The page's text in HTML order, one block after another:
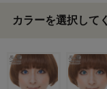
カラーを選択して